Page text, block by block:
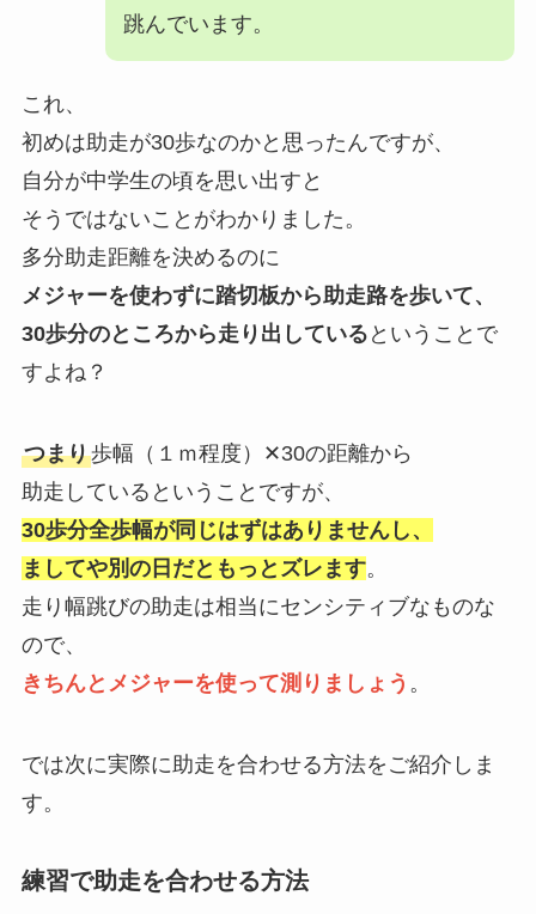
跳んでいます。
これ、
初めは助走が30歩なのかと思ったんですが、
自分が中学生の頃を思い出すと
そうではないことがわかりました。
多分助走距離を決めるのに
メジャーを使わずに踏切板から助走路を歩いて、
30歩分のところから走り出している ということで
すよね？
つまり歩幅（１ｍ程度）✕30の距離から
助走しているということですが、
30歩分全歩幅が同じはずはありませんし、
ましてや別の日だともっとズレます。
走り幅跳びの助走は相当にセンシティブなものな
ので、
きちんとメジャーを使って測りましょう 。
では次に実際に助走を合わせる方法をご紹介しま
す。
練習で助走を合わせる方法